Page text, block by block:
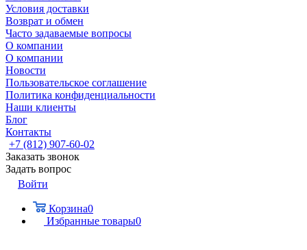
Условия доставки
Возврат и обмен
Часто задаваемые вопросы
О компании
О компании
Новости
Пользовательское соглашение
Политика конфиденциальности
Наши клиенты
Блог
Контакты
+7 (812) 907-60-02
Заказать звонок
Задать вопрос
Войти
Корзина0
Избранные товары0